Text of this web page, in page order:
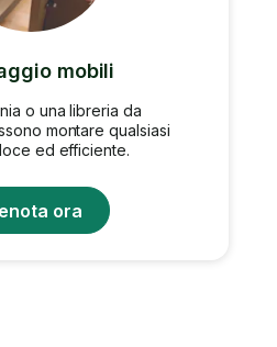
mobili
o una libreria da
montare qualsiasi
ed efficiente.
ora